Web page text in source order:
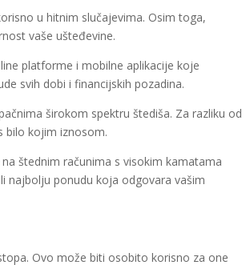
u hitnim slučajevima. Osim toga,
vaše ušteđevine.
platforme i mobilne aplikacije koje
svih dobi i financijskih pozadina.
širokom spektru štediša. Za razliku od
bilo kojim iznosom.
štednim računima s visokim kamatama
najbolju ponudu koja odgovara vašim
Ovo može biti osobito korisno za one